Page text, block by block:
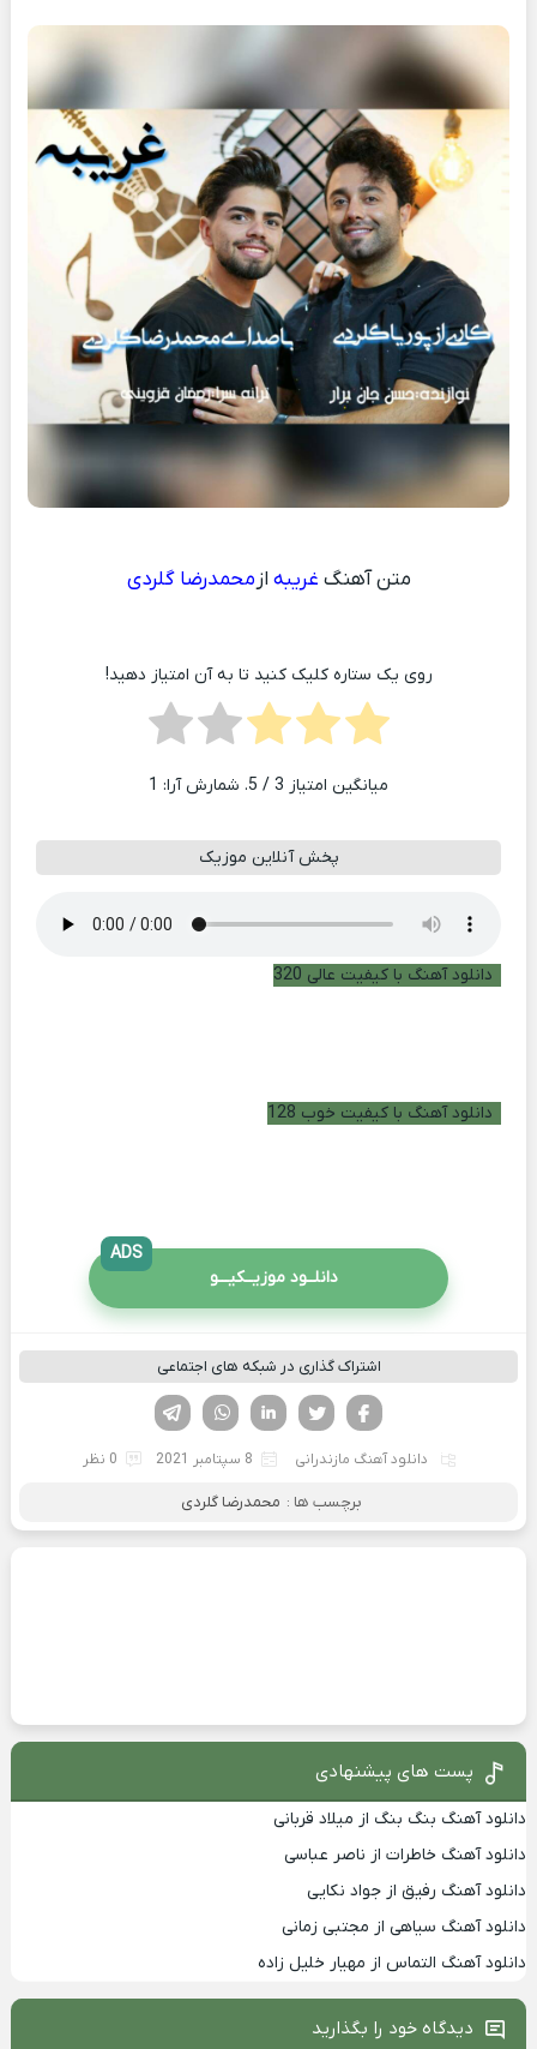
متن آهنگ غریبه از محمدرضا گلردی
روی یک ستاره کلیک کنید تا به آن امتیاز دهید!
میانگین امتیاز 3 / 5. شمارش آرا: 1
پخش آنلاین موزیک
دانلود آهنگ با کیفیت عالی 320
دانلود آهنگ با کیفیت خوب 128
دانلــود موزیــکیـــو
ADS
اشتراک گذاری در شبکه های اجتماعی
لینکدین تویتر
فیسوک
دانلود آهنگ مازندرانی 8 سپتامبر 2021 0 نظر
برچسب ها : محمدرضا گلردی
پست های پیشنهادی
دانلود آهنگ بنگ بنگ از میلاد قربانی
دانلود آهنگ خاطرات از ناصر عباسی
دانلود آهنگ رفیق از جواد نکایی
دانلود آهنگ سیاهی از مجتبی زمانی
دانلود آهنگ التماس از مهیار خلیل زاده
دیدگاه خود را بگذارید